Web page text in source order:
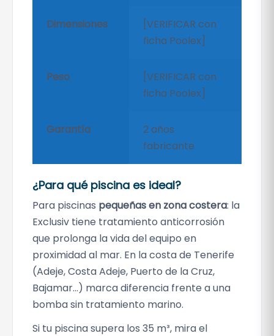
Dimensiones
[VERIFICAR con
ficha Poolex]
Peso
[VERIFICAR con
ficha Poolex]
Garantía
2 años
fabricante
¿Para qué piscina es ideal?
Para piscinas pequeñas en zona costera: la
Exclusiv tiene tratamiento anticorrosión
que prolonga la vida del equipo en
proximidad al mar. En la costa de Tenerife
(Adeje, Costa Adeje, Puerto de la Cruz,
Bajamar…) marca diferencia frente a una
bomba sin tratamiento marino.
Si tu piscina supera los 35 m³, mira el